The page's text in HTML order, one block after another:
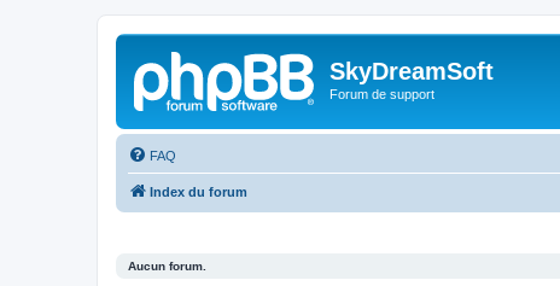
SkyDreamSoft
Forum de support
FAQ
Index du forum
Aucun forum.